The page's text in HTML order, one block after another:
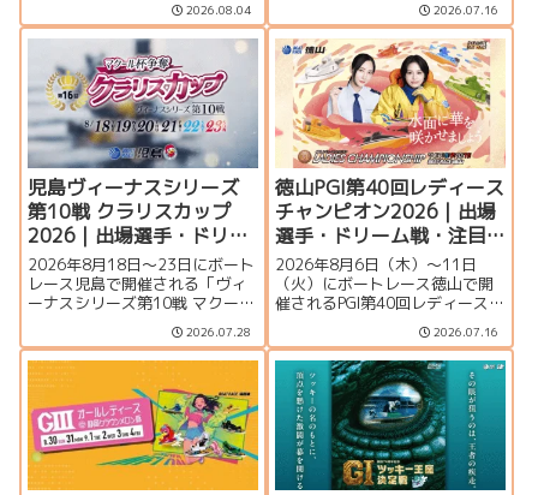
徴、イベント情報を詳しく紹
介。峰竜太、毒島誠、定松勇樹
らトップレーサーが集結する真
夏のSGの見どころを徹底解説し
ます。
2026.08.04
望、出場選手一覧、発祥地ドリ
ーム、注目モーター、大村水面
の攻略ポイント、イベント情報
まで詳しく紹介します。
2026.07.16
児島ヴィーナスシリーズ
第10戦 クラリスカップ
2026｜出場選手・ドリー
ム戦・注目モーター・イ
ベント情報まとめ
2026年8月18日～23日にボート
レース児島で開催される「ヴィ
ーナスシリーズ第10戦 マクール
杯争奪第16回クラリスカップ」
の特集ページです。出場選手一
覧、シリーズ展望、ドリーム
戦、注目モーター、イベント情
報まで詳しく紹介します。
2026.07.28
徳山PGI第40回レディース
チャンピオン2026｜出場
選手・ドリーム戦・注目
モーター・イベント情報
まとめ
2026年8月6日（木）～11日
（火）にボートレース徳山で開
催されるPGI第40回レディースチ
ャンピオン（女子王座決定戦）
の特集ページです。出場選手一
覧、シリーズ展望、ドリーム
戦、注目モーター、水面特徴、
イベント情報まで詳しく紹介し
ます。
2026.07.16